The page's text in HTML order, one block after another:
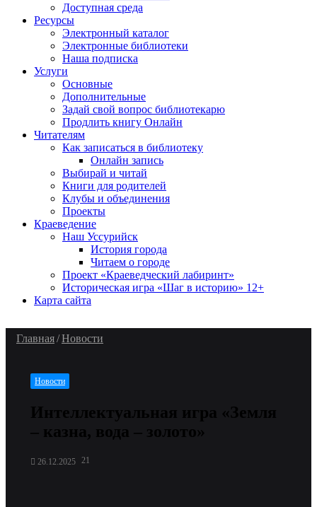
Доступная среда
Ресурсы
Электронный каталог
Электронные библиотеки
Наша подписка
Услуги
Основные
Дополнительные
Задай свой вопрос библиотекарю
Продлить книгу Онлайн
Читателям
Как записаться в библиотеку
Онлайн запись
Выбирай и читай
Книги для родителей
Клубы и объединения
Проекты
Краеведение
Наш Уссурийск
История города
Читаем о городе
Проект «Краеведческий лабиринт»
Историческая игра «Шаг в историю» 12+
Карта сайта
Главная/Новости
Новости
Интеллектуальная игра «Земля
– казна, вода – золото»
26.12.2025 21